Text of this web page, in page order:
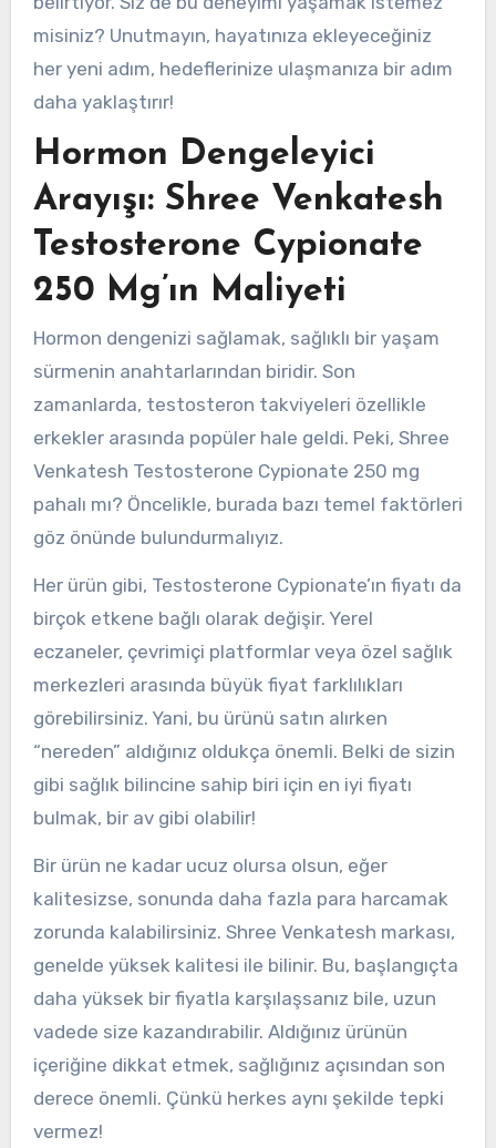
misiniz? Unutmayın, hayatınıza ekleyeceğiniz
her yeni adım, hedeflerinize ulaşmanıza bir adım
daha yaklaştırır!
Hormon Dengeleyici
Arayışı: Shree Venkatesh
Testosterone Cypionate
250 Mg’ın Maliyeti
Hormon dengenizi sağlamak, sağlıklı bir yaşam
sürmenin anahtarlarından biridir. Son
zamanlarda, testosteron takviyeleri özellikle
erkekler arasında popüler hale geldi. Peki, Shree
Venkatesh Testosterone Cypionate 250 mg
pahalı mı? Öncelikle, burada bazı temel faktörleri
göz önünde bulundurmalıyız.
Her ürün gibi, Testosterone Cypionate’ın fiyatı da
birçok etkene bağlı olarak değişir. Yerel
eczaneler, çevrimiçi platformlar veya özel sağlık
merkezleri arasında büyük fiyat farklılıkları
görebilirsiniz. Yani, bu ürünü satın alırken
“nereden” aldığınız oldukça önemli. Belki de sizin
gibi sağlık bilincine sahip biri için en iyi fiyatı
bulmak, bir av gibi olabilir!
Bir ürün ne kadar ucuz olursa olsun, eğer
kalitesizse, sonunda daha fazla para harcamak
zorunda kalabilirsiniz. Shree Venkatesh markası,
genelde yüksek kalitesi ile bilinir. Bu, başlangıçta
daha yüksek bir fiyatla karşılaşsanız bile, uzun
vadede size kazandırabilir. Aldığınız ürünün
içeriğine dikkat etmek, sağlığınız açısından son
derece önemli. Çünkü herkes aynı şekilde tepki
vermez!